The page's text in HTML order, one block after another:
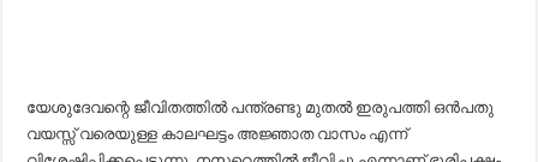
യേശുദേവന്റെ ജീവിതത്തിൽ പന്ത്രണ്ടു മുതൽ ഇരുപത്തി ഒൻപതു
വയസ്സ് വരെയുള്ള കാലഘട്ടം അജ്ഞാത വാസം എന്ന്